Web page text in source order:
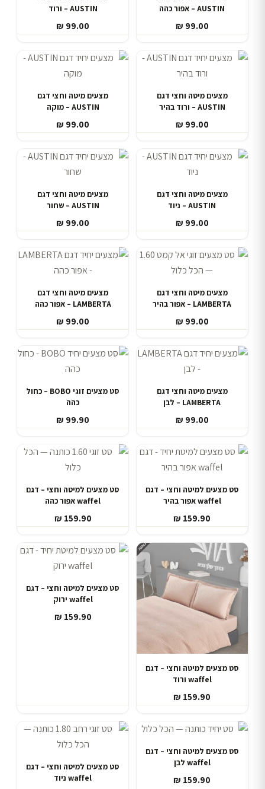
AUSTIN – אפור כהה
₪ 99.00
AUSTIN – ורוד
₪ 99.00
מצעים מיטה וחצי דגם
AUSTIN – ורוד בהיר
₪ 99.00
מצעים מיטה וחצי דגם
AUSTIN – מוקה
₪ 99.00
מצעים מיטה וחצי דגם
AUSTIN – ניוד
₪ 99.00
מצעים מיטה וחצי דגם
AUSTIN – שחור
₪ 99.00
מצעים מיטה וחצי דגם
LAMBERTA – אפור בהיר
₪ 99.00
מצעים מיטה וחצי דגם
LAMBERTA – אפור כהה
₪ 99.00
מצעים מיטה וחצי דגם
LAMBERTA – לבן
₪ 99.00
סט מצעים זוגי BOBO – כחול
כהה
₪ 99.90
סט מצעים למיטה וחצי – דגם
waffel אפור בהיר
₪ 159.90
סט מצעים למיטה וחצי – דגם
waffel אפור כהה
₪ 159.90
סט מצעים למיטה וחצי – דגם
waffel ורוד
₪ 159.90
סט מצעים למיטה וחצי – דגם
waffel ירוק
₪ 159.90
סט מצעים למיטה וחצי – דגם
waffel לבן
₪ 159.90
סט מצעים למיטה וחצי – דגם
waffel ניוד